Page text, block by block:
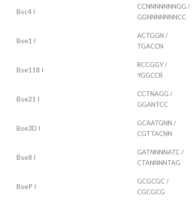
Bsc4 I
CCNNNNNNNGG /
GGNNNNNNNCC
Bse1 I
ACTGGN /
TGACCN
Bse118 I
RCCGGY /
YGGCCR
Bse21 I
CCTNAGG /
GGANTCC
Bse3D I
GCAATGNN /
CGTTACNN
Bse8 I
GATNNNNATC /
CTANNNNTAG
BseP I
GCGCGC /
CGCGCG